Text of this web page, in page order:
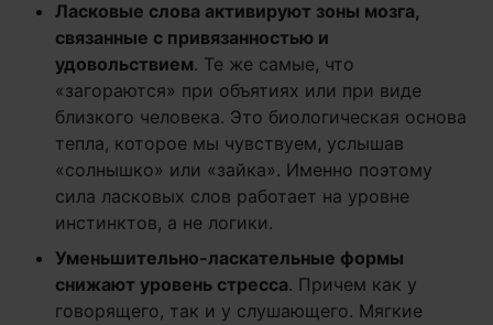
Ласковые слова активируют зоны мозга,
связанные с привязанностью и
удовольствием. Те же самые, что
«загораются» при объятиях или при виде
близкого человека. Это биологическая основа
тепла, которое мы чувствуем, услышав
«солнышко» или «зайка». Именно поэтому
сила ласковых слов работает на уровне
инстинктов, а не логики.
Уменьшительно-ласкательные формы
снижают уровень стресса. Причем как у
говорящего, так и у слушающего. Мягкие